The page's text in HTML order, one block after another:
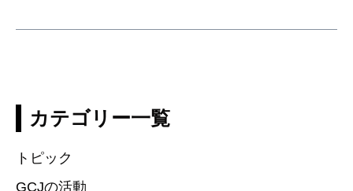
カテゴリー一覧
トピック
GCJの活動